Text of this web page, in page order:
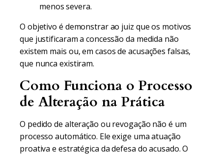
menos severa.
O objetivo é demonstrar ao juiz que os motivos
que justificaram a concessão da medida não
existem mais ou, em casos de acusações falsas,
que nunca existiram.
Como Funciona o Processo
de Alteração na Prática
O pedido de alteração ou revogação não é um
processo automático. Ele exige uma atuação
proativa e estratégica da defesa do acusado. O